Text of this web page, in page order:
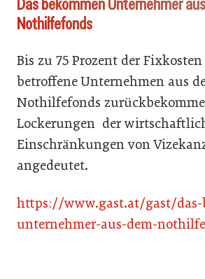
Nothilfefonds
Bis zu 75 Prozent der
betroffene Unternehmen aus
Nothilfefonds
Lockerungen der
Einschränkungen von
angedeutet.
https://www.gast.at/gast/das-
unternehmer-aus-dem-